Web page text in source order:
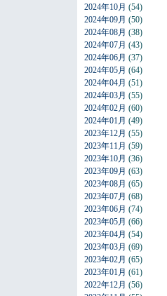
2024年10月 (54)
2024年09月 (50)
2024年08月 (38)
2024年07月 (43)
2024年06月 (37)
2024年05月 (64)
2024年04月 (51)
2024年03月 (55)
2024年02月 (60)
2024年01月 (49)
2023年12月 (55)
2023年11月 (59)
2023年10月 (36)
2023年09月 (63)
2023年08月 (65)
2023年07月 (68)
2023年06月 (74)
2023年05月 (66)
2023年04月 (54)
2023年03月 (69)
2023年02月 (65)
2023年01月 (61)
2022年12月 (56)